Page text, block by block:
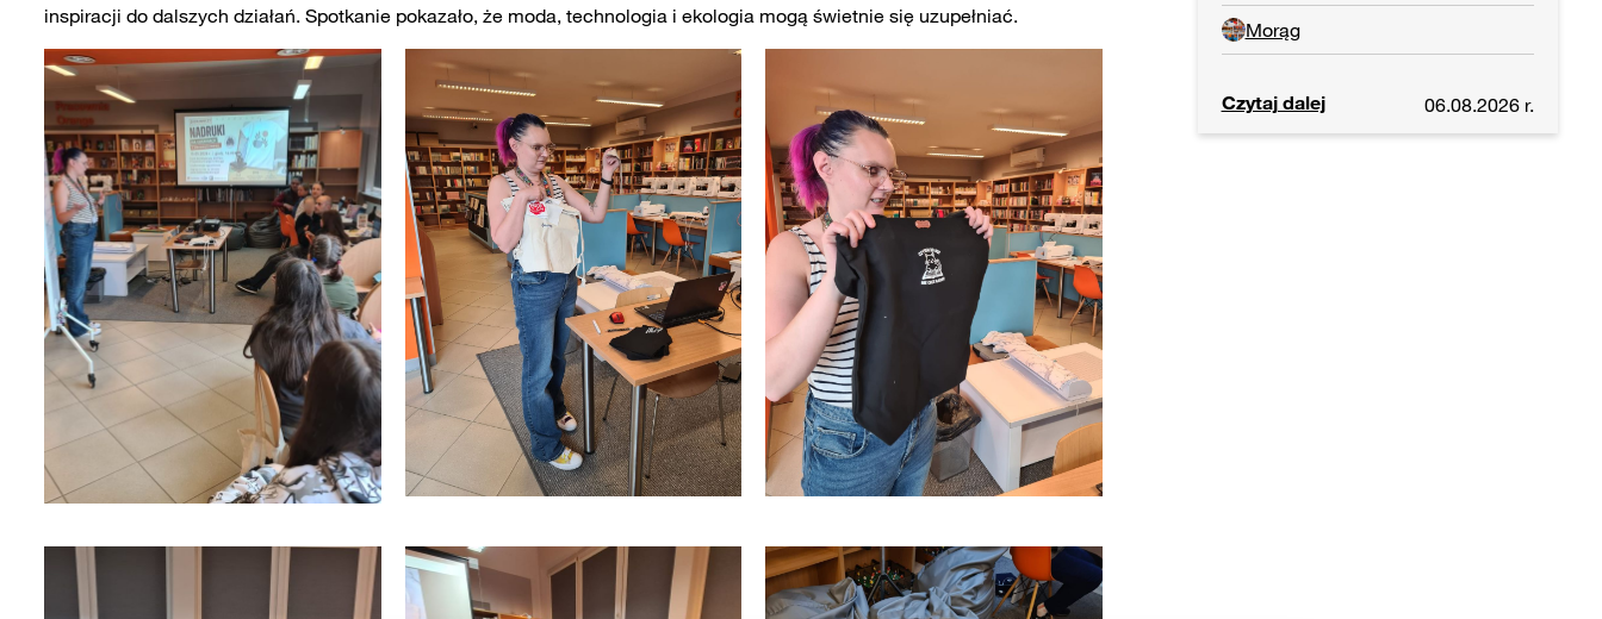
inspiracji do dalszych działań. Spotkanie pokazało, że moda, technologia i ekologia mogą świetnie się uzupełniać.
Morąg
Czytaj dalej 06.08.2026 r.